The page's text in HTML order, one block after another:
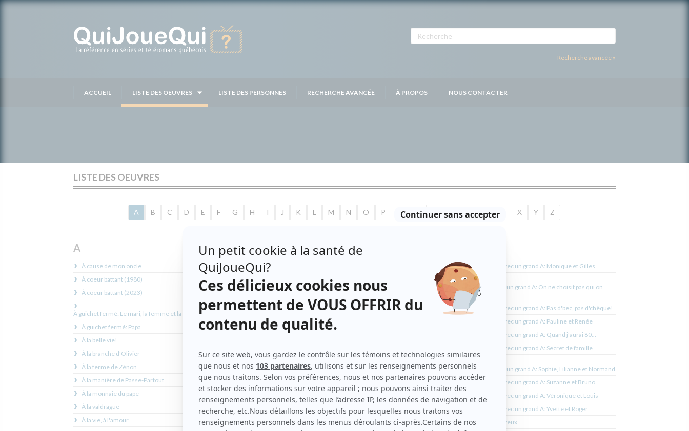
Recherche avancée »
ACCUEIL LISTE DES OEUVRES LISTE DES PERSONNES RECHERCHE AVANCÉE À PROPOS NOUS CONTACTER
LISTE DES OEUVRES
A B C D E F G H I J K L M N O P Q R S T U V W X Y Z
A
À cause de mon oncle
À coeur battant (1980)
À coeur battant (2023)
À guichet fermé: Le mari, la femme et la mort
À guichet fermé: Papa
À la belle vie!
À la branche d'Olivier
À la ferme de Zénon
À la manière de Passe-Partout
À la monnaie du pape
À la valdrague
À la vie, à l'amour
Anna et Arnaud
Anne la banane
Anne-Marie
Annie & Joey
Annie et ses hommes
Antigang
Apparences
Appelez-moi Stéphane
Appelle-moi si tu meurs
Après
Aux yeux du présent: Québec-confédération
Avant le crash
Avec le temps
Avec un grand A: Bye mon grand
Avec un grand A: Caïn et Abel
Avec un grand A: Chère maman!
Avec un grand A: Danielle et Robert
Avec un grand A: Dis-moi le si j'dérange
Avec un grand A: Élisabeth et Étienne
Avec un grand A: Ève et Henri
Avec un grand A: Monique et Gilles
Avec un grand A: On ne choisit pas qui on
Avec un grand A: Pas d'bec, pas d'chèque!
Avec un grand A: Pauline et Renée
Avec un grand A: Quand j'aurai 80...
Avec un grand A: Secret de famille
Avec un grand A: Sophie, Lilianne et Normand
Avec un grand A: Suzanne et Bruno
Avec un grand A: Véronique et Louis
Avec un grand A: Yvette et Roger
Aveux